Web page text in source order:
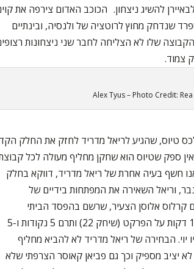
להשיג ניצחון. הכוכב האדום צירפה את
שנדחק מחוץ לרוטציה של ולנסיה, ובינתיים
שלו לא הצליחה לחבר שני ניצחונות
צמוד.
Alex Tyus – Photo Credit:
טיוס, שהגיע לריאל מדריד לחזק את החלק
ספק שטיוס הוא שחקן מחליף מעולה לכל
חשף בעיה אחרת של ריאל מדריד, דווקא בחלק
וריאל השאירה את המפתחות בידיים של
קרלוס אלוסן הצעיר, שרשם בהפסד הביתי
לאיטלקים לראשונה העונה מעל 15 דקות על הפרקט (שיחק 22) ותרם 5 נקודות ו-5
יוי. הבחירה של ריאל מדריד לא להביא מחליף
יציב מספיק וכך גם פביאן קאוסר הצרפתי שלא